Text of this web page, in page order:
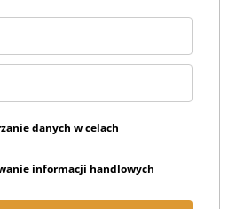
danych w celach
informacji handlowych